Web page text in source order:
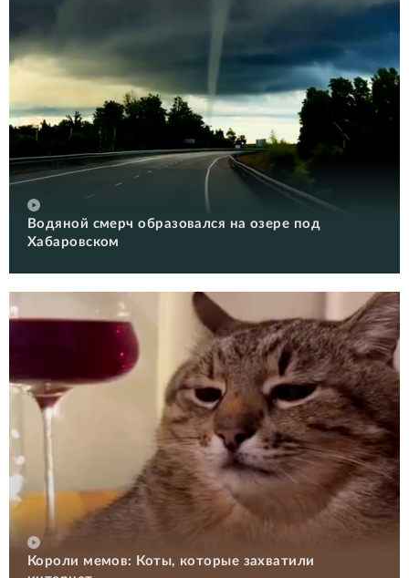
Водяной смерч образовался на озере под
Хабаровском
Короли мемов: Коты, которые захватили